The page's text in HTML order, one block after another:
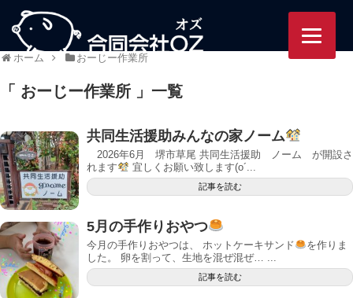
ホーム おーじー作業所
「 おーじー作業所 」一覧
共同生活援助みんなの家ノーム
2026年6月 堺市草尾 共同生活援助 ノーム が開設さ
れます
宜しくお願い致します(о´...
記事を読む
5月の手作りおやつ
今月の手作りおやつは、 ホットケーキサンド
を作りま
した。 卵を割って、生地を混ぜ混ぜ… ...
記事を読む
ozworlds.jp/wordpress-